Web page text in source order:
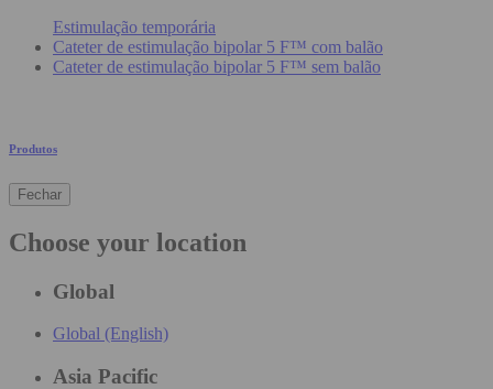
Estimulação temporária
Cateter de estimulação bipolar 5 F™ com balão
Cateter de estimulação bipolar 5 F™ sem balão
Produtos
Fechar
Choose your location
Global
Global (English)
Asia Pacific